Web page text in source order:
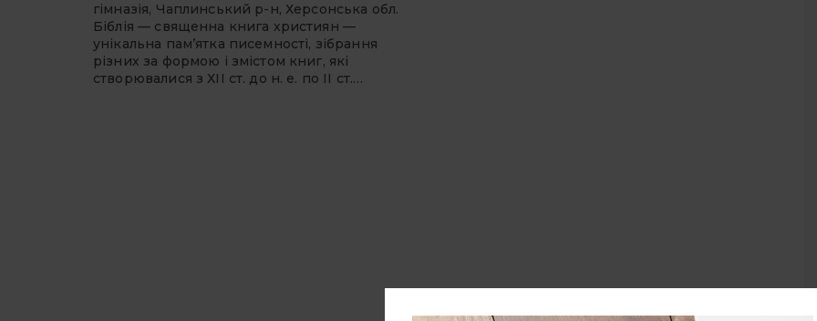
гімназія, Чаплинський р-н, Херсонська обл.
Біблія — священна книга християн —
унікальна пам’ятка писемності, зібрання
різних за формою і змістом книг, які
створювалися з ХІІ ст. до н. е. по ІІ ст.…